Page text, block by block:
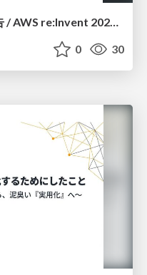
AWS re:Invent 2025 参加報告 / AWS re:Invent 2025 Participation Report
0 30